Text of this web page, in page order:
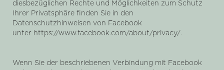
diesbezüglichen Rechte und Möglichkeiten zum Schutz
Ihrer Privatsphäre finden Sie in den
Datenschutzhinweisen von Facebook
unter https://www.facebook.com/about/privacy/.
Wenn Sie der beschriebenen Verbindung mit Facebook